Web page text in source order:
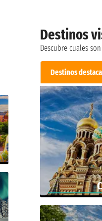
Destinos
Descubre cuales
Destinos